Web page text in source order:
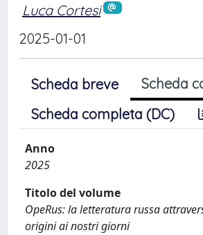
Luca Cortesi
2025-01-01
Scheda breve
Scheda
Scheda completa (DC)
Anno
2025
Titolo del volume
OpeRus: la letteratura russa
origini ai nostri giorni